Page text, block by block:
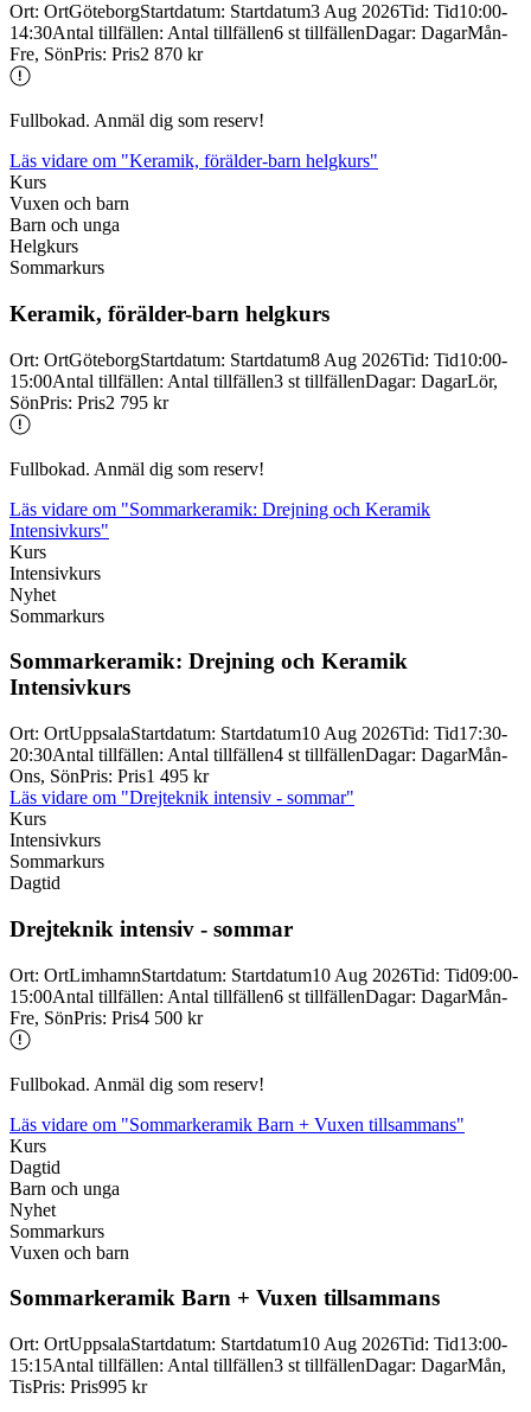
Ort: OrtGöteborgStartdatum: Startdatum3 Aug 2026Tid: Tid10:00-
14:30Antal tillfällen: Antal tillfällen6 st tillfällenDagar: DagarMån-
Fre, SönPris: Pris2 870 kr
Fullbokad. Anmäl dig som reserv!
Läs vidare om "Keramik, förälder-barn helgkurs"
Kurs
Vuxen och barn
Barn och unga
Helgkurs
Sommarkurs
Keramik, förälder-barn helgkurs
Ort: OrtGöteborgStartdatum: Startdatum8 Aug 2026Tid: Tid10:00-
15:00Antal tillfällen: Antal tillfällen3 st tillfällenDagar: DagarLör,
SönPris: Pris2 795 kr
Fullbokad. Anmäl dig som reserv!
Läs vidare om "Sommarkeramik: Drejning och Keramik
Intensivkurs"
Kurs
Intensivkurs
Nyhet
Sommarkurs
Sommarkeramik: Drejning och Keramik
Intensivkurs
Ort: OrtUppsalaStartdatum: Startdatum10 Aug 2026Tid: Tid17:30-
20:30Antal tillfällen: Antal tillfällen4 st tillfällenDagar: DagarMån-
Ons, SönPris: Pris1 495 kr
Läs vidare om "Drejteknik intensiv - sommar"
Kurs
Intensivkurs
Sommarkurs
Dagtid
Drejteknik intensiv - sommar
Ort: OrtLimhamnStartdatum: Startdatum10 Aug 2026Tid: Tid09:00-
15:00Antal tillfällen: Antal tillfällen6 st tillfällenDagar: DagarMån-
Fre, SönPris: Pris4 500 kr
Fullbokad. Anmäl dig som reserv!
Läs vidare om "Sommarkeramik Barn + Vuxen tillsammans"
Kurs
Dagtid
Barn och unga
Nyhet
Sommarkurs
Vuxen och barn
Sommarkeramik Barn + Vuxen tillsammans
Ort: OrtUppsalaStartdatum: Startdatum10 Aug 2026Tid: Tid13:00-
15:15Antal tillfällen: Antal tillfällen3 st tillfällenDagar: DagarMån,
TisPris: Pris995 kr